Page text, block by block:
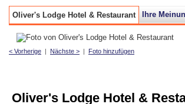
Oliver's Lodge Hotel & Restaurant Ihre
< Vorherige | Nächste > | Foto hinzufügen
Oliver's Lodge Hotel &